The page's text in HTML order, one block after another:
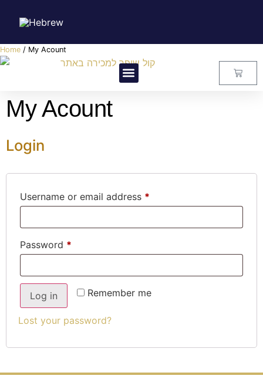
Home / My Acount
My Acount
Login
Username or email address *
Password *
Remember me
Log in
Lost your password?